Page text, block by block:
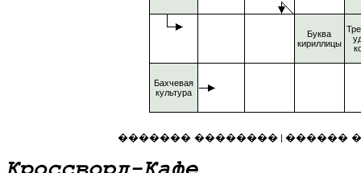
Буква
кириллицы
Бахчевая
культура
������� ��������| ������